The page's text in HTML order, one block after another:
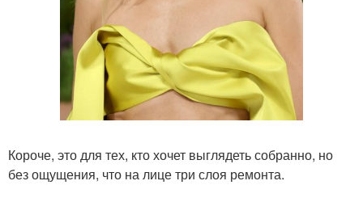
Короче, это для тех, кто хочет выглядеть собранно, но
без ощущения, что на лице три слоя ремонта.